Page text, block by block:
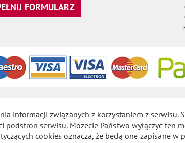
FORMULARZ
informacji związanych z korzystaniem z
serwisu. Możecie Państwo wyłączyć ten
cookies oznacza, że będą one zapisane w